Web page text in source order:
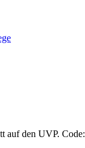
den UVP. Code: